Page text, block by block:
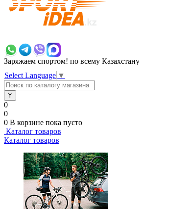
Заряжаем спортом! по всему Казахстану
Select Language ▼
0
0
0 В корзине пока пусто
Каталог товаров
Каталог товаров